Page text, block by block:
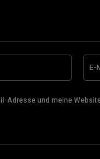
Adresse und meine